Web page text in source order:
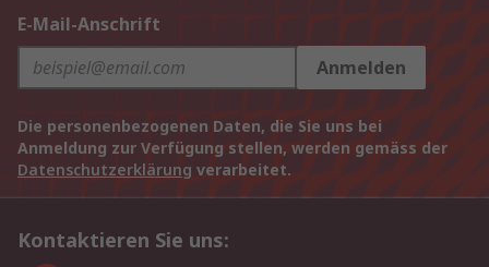
E-Mail-Anschrift
Anmelden
Die personenbezogenen Daten, die Sie uns bei
Anmeldung zur Verfügung stellen, werden gemäss der
Datenschutzerklärung verarbeitet.
Kontaktieren Sie uns: